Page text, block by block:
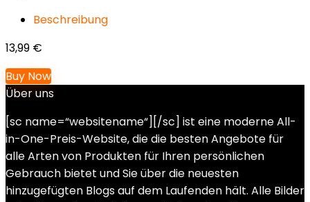
Beschreibung
13,99 €
Buy Now
Über uns
[sc name=“websitename“][/sc] ist eine moderne All-
in-One-Preis-Website, die die besten Angebote für
alle Arten von Produkten für Ihren persönlichen
Gebrauch bietet und Sie über die neuesten
hinzugefügten Blogs auf dem Laufenden hält. Alle Bilder